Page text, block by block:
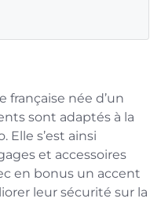
française née d’un
sont adaptés à la
s’est ainsi
et accessoires
en bonus un accent
leur sécurité sur la